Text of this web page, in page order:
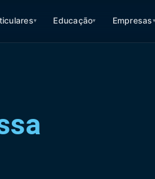
▾ Educação▾ Empresas▾